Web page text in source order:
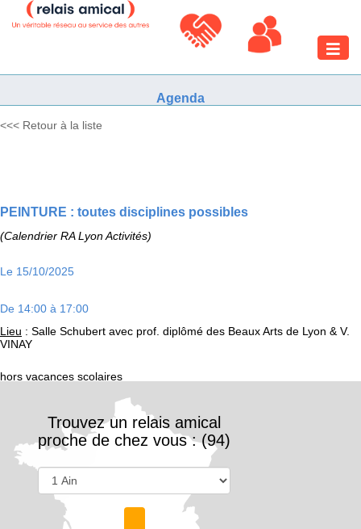
Toggle
Agenda
<<< Retour à la liste
PEINTURE : toutes disciplines possibles
(Calendrier RA Lyon Activités)
Le 15/10/2025
De 14:00 à 17:00
Lieu : Salle Schubert avec prof. diplômé des Beaux Arts de Lyon & V.
VINAY
hors vacances scolaires
Trouvez un relais amical
proche de chez vous : (94)